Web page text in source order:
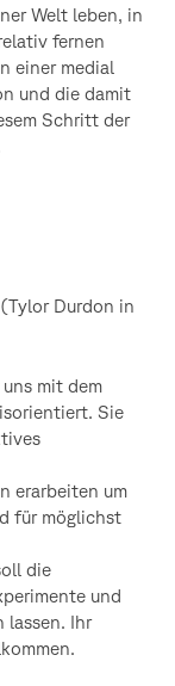
Welt leben, in
fernen
einer medial
und die damit
Schritt der
Durdon in
mit dem
Sie
erarbeiten um
für möglichst
die
und
lassen. Ihr